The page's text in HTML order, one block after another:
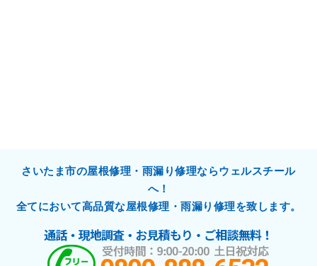
さいたま市の屋根修理・雨漏り修理ならウェルスチール
へ！
全てにおいて高品質な屋根修理・雨漏り修理を致します。